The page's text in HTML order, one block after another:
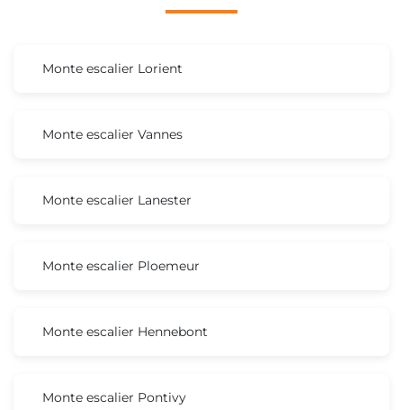
Monte escalier Lorient
Monte escalier Vannes
Monte escalier Lanester
Monte escalier Ploemeur
Monte escalier Hennebont
Monte escalier Pontivy